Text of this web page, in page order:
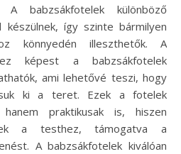
babzsákfotelek különböző
készülnek, így szinte bármilyen
könnyedén illeszthetők. A
képest a babzsákfotelek
ami lehetővé teszi, hogy
ki a teret. Ezek a fotelek
hanem praktikusak is, hiszen
a testhez, támogatva a
A babzsákfotelek kiválóan